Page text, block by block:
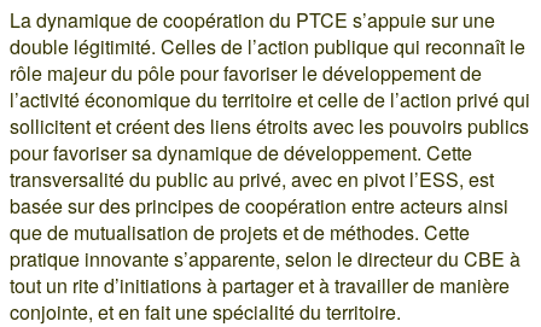
La dynamique de coopération du PTCE s’appuie sur une
double légitimité. Celles de l’action publique qui reconnaît le
rôle majeur du pôle pour favoriser le développement de
l’activité économique du territoire et celle de l’action privé qui
sollicitent et créent des liens étroits avec les pouvoirs publics
pour favoriser sa dynamique de développement. Cette
transversalité du public au privé, avec en pivot l’ESS, est
basée sur des principes de coopération entre acteurs ainsi
que de mutualisation de projets et de méthodes. Cette
pratique innovante s’apparente, selon le directeur du CBE à
tout un rite d’initiations à partager et à travailler de manière
conjointe, et en fait une spécialité du territoire.